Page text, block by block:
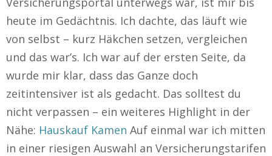
heute im Gedächtnis. Ich dachte, das läuft wie
von selbst – kurz Häkchen setzen, vergleichen
und das war’s. Ich war auf der ersten Seite, da
wurde mir klar, dass das Ganze doch
zeitintensiver ist als gedacht. Das solltest du
nicht verpassen – ein weiteres Highlight in der
Nähe: Hauskauf Kamen Auf einmal war ich mitten
in einer riesigen Auswahl an Versicherungstarifen